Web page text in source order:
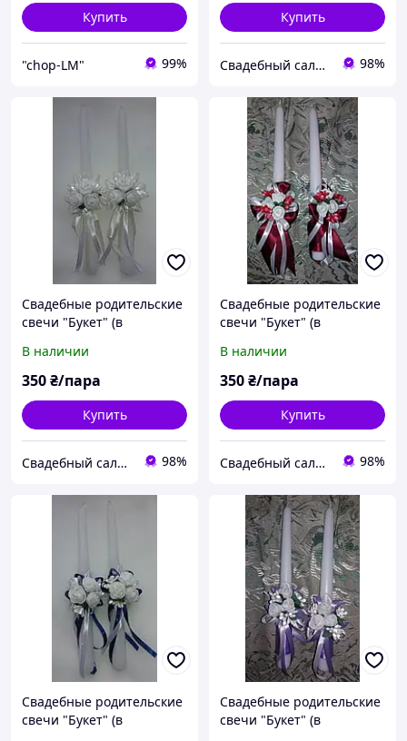
Купить
"chop-LM" 99%
Купить
Свадебный салон "ПРИНЦЕССА" 98%
Свадебные родительские
свечи "Букет" (в
В наличии
350₴/пара
Купить
Свадебный салон "ПРИНЦЕССА" 98%
Свадебные родительские
свечи "Букет" (в
В наличии
350₴/пара
Купить
Свадебный салон "ПРИНЦЕССА" 98%
Свадебные родительские
свечи "Букет" (в
Свадебные родительские
свечи "Букет" (в